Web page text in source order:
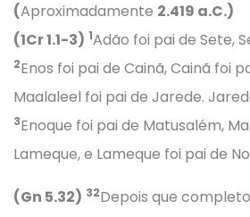
(Aproximadamente 2.419 a.C.)
(1Cr 1.1-3) 1Adão foi pai de Sete,
2Enos foi pai de Cainã, Cainã foi
Maalaleel foi pai de Jarede.
3Enoque foi pai de Matusalém,
Lameque, e Lameque foi pai de
(Gn 5.32) 32Depois que